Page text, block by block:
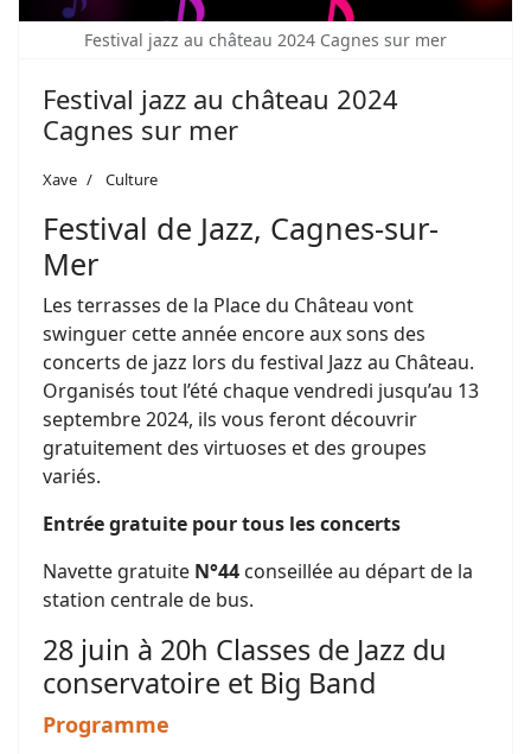
Festival jazz au château 2024 Cagnes sur mer
Festival jazz au château 2024
Cagnes sur mer
Xave Culture
Festival de Jazz, Cagnes-sur-
Mer
Les terrasses de la Place du Château vont
swinguer cette année encore aux sons des
concerts de jazz lors du festival Jazz au Château.
Organisés tout l’été chaque vendredi jusqu’au 13
septembre 2024, ils vous feront découvrir
gratuitement des virtuoses et des groupes
variés.
Entrée gratuite pour tous les concerts
Navette gratuite N°44 conseillée au départ de la
station centrale de bus.
28 juin à 20h Classes de Jazz du
conservatoire et Big Band
Programme